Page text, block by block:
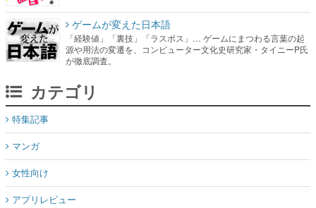
ゲームが変えた日本語
「経験値」「裏技」「ラスボス」… ゲームにまつわる言葉の起
源や用法の変遷を、コンピューター文化史研究家・タイニーP氏
が徹底調査。
カテゴリ
特集記事
マンガ
女性向け
アプリレビュー